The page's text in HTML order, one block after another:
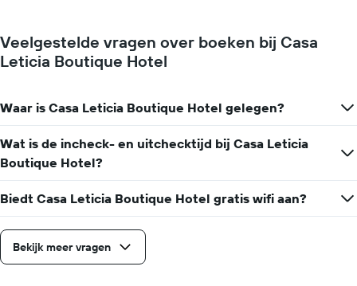
Veelgestelde vragen over boeken bij Casa
Leticia Boutique Hotel
Waar is Casa Leticia Boutique Hotel gelegen?
Wat is de incheck- en uitchecktijd bij Casa Leticia
Boutique Hotel?
Biedt Casa Leticia Boutique Hotel gratis wifi aan?
Bekijk meer vragen